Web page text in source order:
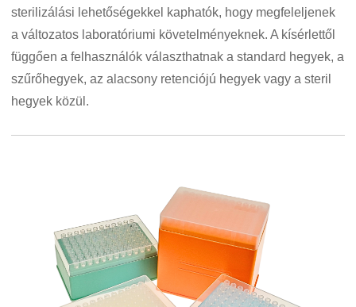
sterilizálási lehetőségekkel kaphatók, hogy megfeleljenek
a változatos laboratóriumi követelményeknek. A kísérlettől
függően a felhasználók választhatnak a standard hegyek, a
szűrőhegyek, az alacsony retenciójú hegyek vagy a steril
hegyek közül.